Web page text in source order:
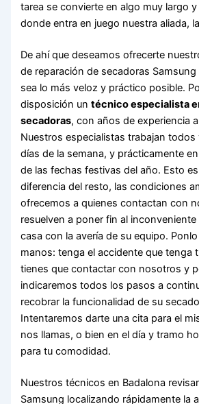
tarea se convierte en algo muy largo
donde entra en juego nuestra aliada,
De ahí que deseamos ofrecerte
de reparación de secadoras
sea lo más veloz y práctico posible.
disposición untécnico especialista
secadoras, con años de experiencia
Nuestros especialistas trabajan todos
días de la semana, y prácticamente
de las fechas festivas del año. Esto
diferencia del resto, las condiciones
ofrecemos a quienes contactan con
resuelven a poner fin al
casa con la avería de su equipo.
manos: tenga el accidente que tenga
tienes que contactar con nosotros y
indicaremos todos los pasos a
recobrar la funcionalidad de su
Intentaremos darte una cita para el
nos llamas, o bien en el día y tramo
para tu comodidad.
Nuestros técnicos en Badalona
Samsung localizando rápidamente la